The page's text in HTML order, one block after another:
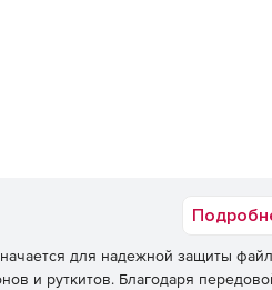
для надежной защиты
и руткитов. Благодаря